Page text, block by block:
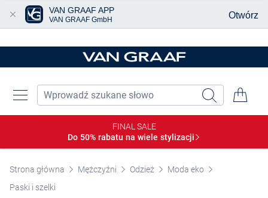
FINAL SALE
Do 50% rabatu na wiele stylizacji
Strona główna Mężczyźni Odzież
Moda eko
Paski i szelki
VAN GRAAF APP
VAN GRAAF GmbH Otwórz